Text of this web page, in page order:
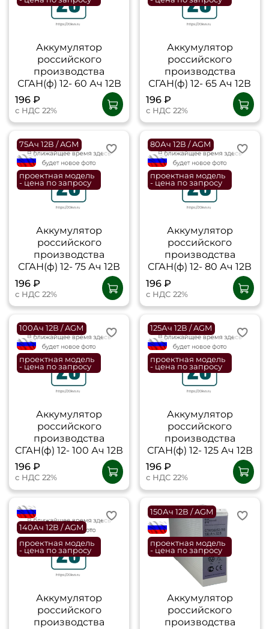
Аккумулятор
российского
производства
СГАН(ф) 12- 60 Ач 12В
196 ₽
с НДС 22%
Аккумулятор
российского
производства
СГАН(ф) 12- 65 Ач 12В
196 ₽
с НДС 22%
75Ач 12В / AGM
flagRU
проектная модель
- цена по запросу
Аккумулятор
российского
производства
СГАН(ф) 12- 75 Ач 12В
196 ₽
с НДС 22%
80Ач 12В / AGM
flagRU
проектная модель
- цена по запросу
Аккумулятор
российского
производства
СГАН(ф) 12- 80 Ач 12В
196 ₽
с НДС 22%
100Ач 12В / AGM
flagRU
проектная модель
- цена по запросу
Аккумулятор
российского
производства
СГАН(ф) 12- 100 Ач 12В
196 ₽
с НДС 22%
125Ач 12В / AGM
flagRU
проектная модель
- цена по запросу
Аккумулятор
российского
производства
СГАН(ф) 12- 125 Ач 12В
196 ₽
с НДС 22%
flagRU
140Ач 12В / AGM
проектная модель
- цена по запросу
Аккумулятор
российского
производства
150Ач 12В / AGM
flagRU
проектная модель
- цена по запросу
Аккумулятор
российского
производства